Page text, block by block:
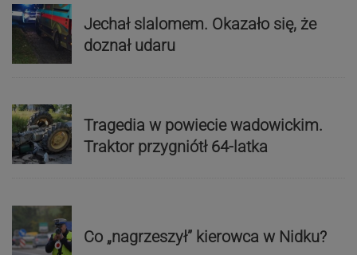
Jechał slalomem. Okazało się, że
doznał udaru
Tragedia w powiecie wadowickim.
Traktor przygniótł 64-latka
Co „nagrzeszył” kierowca w Nidku?